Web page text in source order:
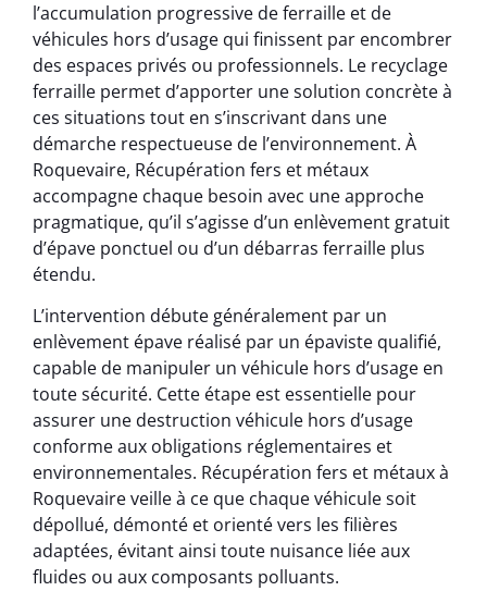
l’accumulation progressive de ferraille et de
véhicules hors d’usage qui finissent par encombrer
des espaces privés ou professionnels. Le recyclage
ferraille permet d’apporter une solution concrète à
ces situations tout en s’inscrivant dans une
démarche respectueuse de l’environnement. À
Roquevaire, Récupération fers et métaux
accompagne chaque besoin avec une approche
pragmatique, qu’il s’agisse d’un enlèvement gratuit
d’épave ponctuel ou d’un débarras ferraille plus
étendu.
L’intervention débute généralement par un
enlèvement épave réalisé par un épaviste qualifié,
capable de manipuler un véhicule hors d’usage en
toute sécurité. Cette étape est essentielle pour
assurer une destruction véhicule hors d’usage
conforme aux obligations réglementaires et
environnementales. Récupération fers et métaux à
Roquevaire veille à ce que chaque véhicule soit
dépollué, démonté et orienté vers les filières
adaptées, évitant ainsi toute nuisance liée aux
fluides ou aux composants polluants.